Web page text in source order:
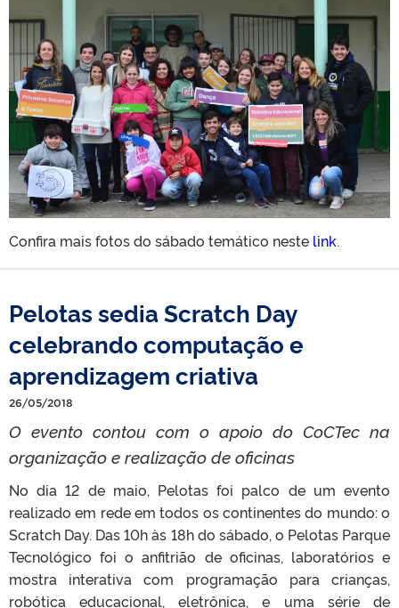
Confira mais fotos do sábado temático neste link.
Pelotas sedia Scratch Day
celebrando computação e
aprendizagem criativa
26/05/2018
O evento contou com o apoio do CoCTec na
organização e realização de oficinas
No dia 12 de maio, Pelotas foi palco de um evento
realizado em rede em todos os continentes do mundo: o
Scratch Day. Das 10hàs 18h do sábado, o Pelotas Parque
Tecnológico foi o anfitrião de oficinas, laboratórios e
mostra interativa com programação para crianças,
robótica educacional, eletrônica, e uma série de